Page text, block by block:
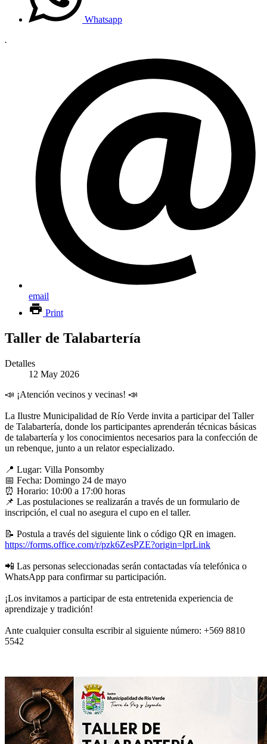
Whatsapp
.
email
Print
Taller de Talabartería
Detalles
12 May 2026
📣 ¡Atención vecinos y vecinas! 📣
La Ilustre Municipalidad de Río Verde invita a participar del Taller
de Talabartería, donde los participantes aprenderán técnicas básicas
de talabartería y los conocimientos necesarios para la confección de
un rebenque, junto a un relator especializado.
📍 Lugar: Villa Ponsomby
📅 Fecha: Domingo 24 de mayo
⏰ Horario: 10:00 a 17:00 horas
📌 Las postulaciones se realizarán a través de un formulario de
inscripción, el cual no asegura el cupo en el taller.
📝 Postula a través del siguiente link o código QR en imagen.
https://forms.office.com/r/pzk6ZesPZE?origin=lprLink
📲 Las personas seleccionadas serán contactadas vía telefónica o
WhatsApp para confirmar su participación.
¡Los invitamos a participar de esta entretenida experiencia de
aprendizaje y tradición!
Ante cualquier consulta escribir al siguiente número: +569 8810
5542